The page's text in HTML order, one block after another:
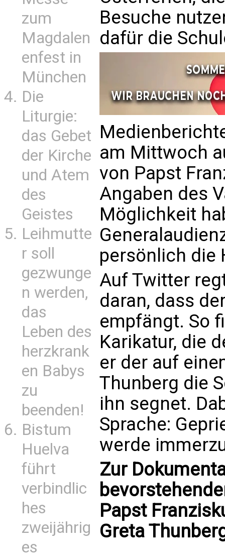
zum
Magdalen
enfest in
München
Die
Liturgie:
das Gebet
der Kirche
und Atem
des
Geistes
Leihmutte
r soll
gezwunge
n werden,
das
Leben des
herzkrank
en Babys
zu
beenden!
Bistum
Huelva
führt
verbindlic
hes
zweijährig
es
Besuche
dafür die
am Mittwoch
von Papst
Angaben des
Möglichkeit
persönlich die
Auf Twitter
daran, dass
empfängt. So
Karikatur, die
er der auf
Thunberg die
ihn segnet.
Sprache:
werde
Zur
Papst
Greta